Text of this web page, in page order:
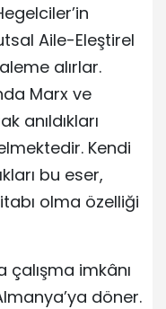
Aile-Eleştirel
alırlar.
Marx ve
anıldıkları
Kendi
bu eser,
olma özelliği
çalışma imkânı
döner.